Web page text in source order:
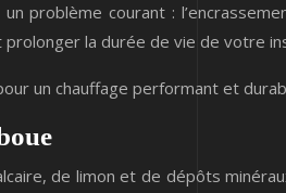
problème courant :
la durée de vie de votre
un chauffage performant et
de limon et de dépôts